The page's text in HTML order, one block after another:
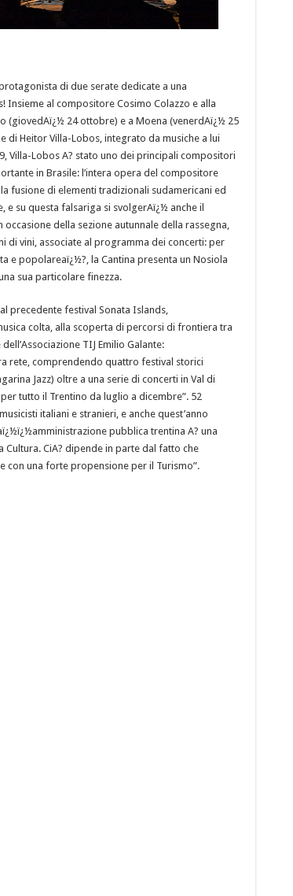
di due serate dedicate a una
Insieme al compositore Cosimo Colazzo e alla
(giovedAï¿½ 24 ottobre) e a Moena (venerdAï¿½ 25
di Heitor Villa-Lobos, integrato da musiche a lui
Villa-Lobos A? stato uno dei principali compositori
in Brasile: l’intera opera del compositore
fusione di elementi tradizionali sudamericani ed
e su questa falsariga si svolgerAï¿½ anche il
della sezione autunnale della rassegna,
di vini, associate al programma dei concerti: per
e popolareaï¿½?, la Cantina presenta un Nosiola
sua particolare finezza.
precedente festival Sonata Islands,
colta, alla scoperta di percorsi di frontiera tra
TIJ Emilio Galante:
rete, comprendendo quattro festival storici
Jazz) oltre a una serie di concerti in Val di
tutto il Trentino da luglio a dicembre”. 52
italiani e stranieri, e anche quest’anno
pubblica trentina A? una
CiA? dipende in parte dal fatto che
con una forte propensione per il Turismo”.